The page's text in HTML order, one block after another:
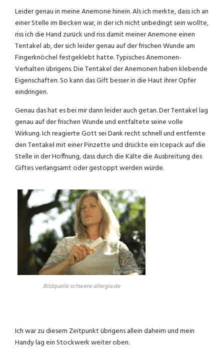
Leider genau in meine Anemone hinein. Als ich merkte, dass ich an
einer Stelle im Becken war, in der ich nicht unbedingt sein wollte,
riss ich die Hand zurück und riss damit meiner Anemone einen
Tentakel ab, der sich leider genau auf der frischen Wunde am
Fingerknöchel festgeklebt hatte. Typisches Anemonen-
Verhalten übrigens. Die Tentakel der Anemonen haben klebende
Eigenschaften. So kann das Gift besser in die Haut ihrer Opfer
eindringen.
Genau das hat es bei mir dann leider auch getan. Der Tentakel lag
genau auf der frischen Wunde und entfaltete seine volle
Wirkung. Ich reagierte Gott sei Dank recht schnell und entfernte
den Tentakel mit einer Pinzette und drückte ein Icepack auf die
Stelle in der Hoffnung, dass durch die Kälte die Ausbreitung des
Giftes verlangsamt oder gestoppt werden würde.
Bildquelle schwere-allergie.de
Ich war zu diesem Zeitpunkt übrigens allein daheim und mein
Handy lag ein Stockwerk weiter oben.